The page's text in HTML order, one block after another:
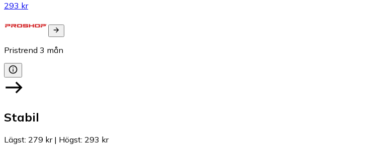
293 kr
Pristrend 3 mån
Stabil
Lägst: 279 kr| Högst: 293 kr